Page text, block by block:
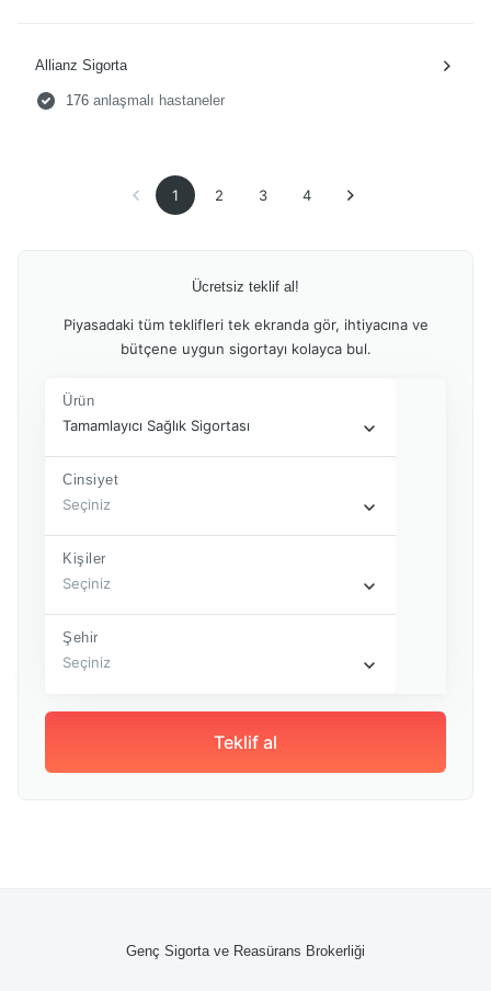
Allianz Sigorta
176 anlaşmalı hastaneler
1(current)
2 3 4
Ücretsiz teklif al!
Piyasadaki tüm teklifleri tek ekranda gör, ihtiyacına ve
bütçene uygun sigortayı kolayca bul.
Ürün
Tamamlayıcı Sağlık Sigortası
Cinsiyet
Seçiniz
Kişiler
Seçiniz
Şehir
Seçiniz
Teklif al
Genç Sigorta ve Reasürans Brokerliği